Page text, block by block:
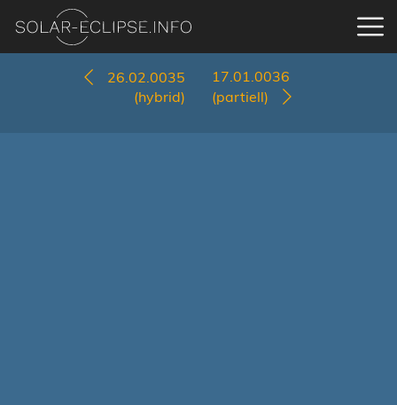
26.02.0035
(hybrid)
17.01.0036
(partiell)